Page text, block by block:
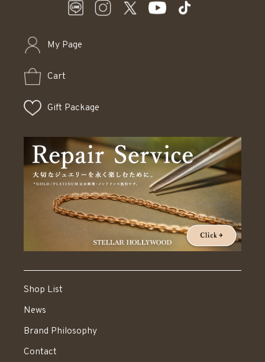
My Page
Cart
Gift Package
Shop List
News
Brand Philosophy
Contact